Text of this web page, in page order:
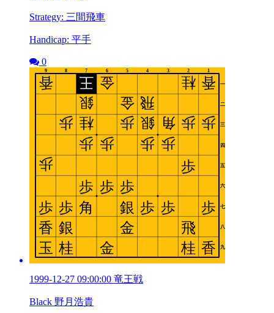
Strategy: 三間飛車
Handicap: 平手
0
1999-12-27 09:00:00 竜王戦
Black 野月浩貴